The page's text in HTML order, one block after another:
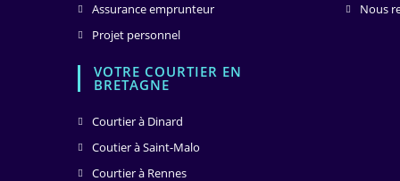
Assurance emprunteur
Projet personnel
VOTRE COURTIER EN
BRETAGNE
Courtier à Dinard
Coutier à Saint-Malo
Courtier à Rennes
Nous